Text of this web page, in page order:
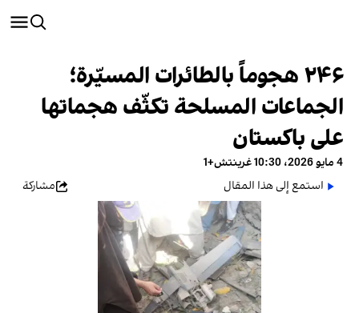
٢٤٦ هجوماً بالطائرات المسيّرة؛
الجماعات المسلحة تكثّف هجماتها
على باكستان
4 مايو 2026، 10:30 غرينتش+1
استمع إلى هذا المقال
مشاركة